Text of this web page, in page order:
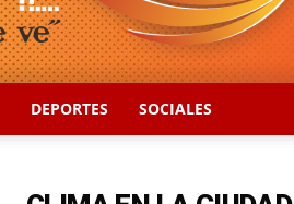
DEPORTES SOCIALES